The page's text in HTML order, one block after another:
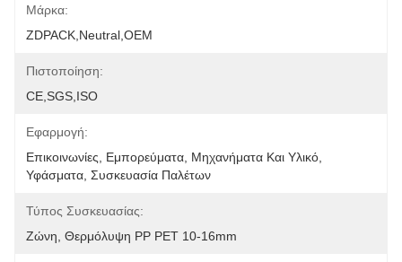
Μάρκα:
ZDPACK,neutral,OEM
Πιστοποίηση:
CE,SGS,ISO
Εφαρμογή:
Επικοινωνίες, Εμπορεύματα, Μηχανήματα Και Υλικό,
Υφάσματα, Συσκευασία Παλέτων
Τύπος Συσκευασίας:
Ζώνη, Θερμόλυψη PP PET 10-16mm